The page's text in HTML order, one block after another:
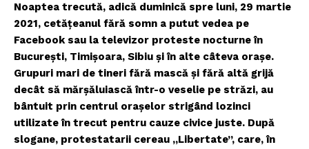
Noaptea trecută, adică duminică spre luni, 29 martie
2021, cetățeanul fără somn a putut vedea pe
Facebook sau la televizor proteste nocturne în
București, Timișoara, Sibiu și în alte câteva orașe.
Grupuri mari de tineri fără mască și fără altă grijă
decât să mărșăluiască într-o veselie pe străzi, au
bântuit prin centrul orașelor strigând lozinci
utilizate în trecut pentru cauze civice juste. După
slogane, protestatarii cereau „Libertate”, care, în